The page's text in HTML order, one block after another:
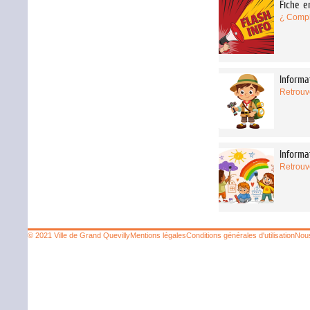
Fiche
¿
© 2021 Ville de Grand QuevillyMentions légalesConditions générales d'utilisation